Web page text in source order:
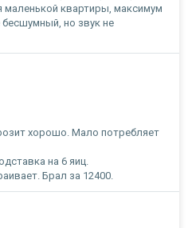
маленькой квартиры, максимум
но звук не
хорошо. Мало потребляет
на 6 яиц.
Брал за 12400.